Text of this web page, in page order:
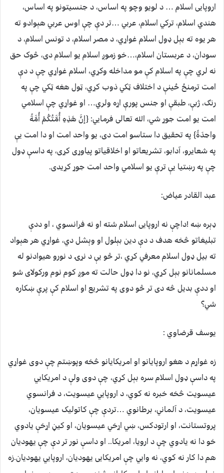
اروپایی اسلام … د لویو وچو په اساس، د جنسیتونو په اساس،
هندي اسلام، ترکي اسلام، عربي …تر دې چې اوس عربي هېوادو ته
هر یوه ته بېل ډول اسلام غواړي، د مصر اسلام، د تونس اسلام، د
سودان، د عربستان اسلام،…خو زموږ اسلام یو اسلام دی، څوک حق
نه لري چې په اسلام کې مو مداخله وکړي، اسلام غواړي چې د دې
امت ترمنځ ځینې د اختلاف ټکي ذوب کړي، ټول هغه ټکي چې په
رنګ، ژبې، طبقې او جنس پورې اړه ولري… او غواړي چې اسلامي
امت یو امت جوړ شي، الله تعالی فرمایي: {إنَّ هَذِهِ أُمَّتُكُمْ أُمَّةً
واحِدَةً} په تحقیق دا ستاسو امت دی، یو واحد امت او دا امت یې
په شعایرو، آدابو، تشریعاتو او اخلاقیاتو پیاوړی کړی، په داسې ډول
چې په رښتیا یې ترې یو اسلامي واحد امت جوړ کړیدی.
عبد القادر عياض:
ډېره ښه !داچې نه اروپايی اسلام شته او نه فرانسوي ، او ددې
تبلیغاتو څخه هدف د دې دین بېلول او وېشل دي، غواړي هر هېواد
ته بیل ډول اسلام معرفي کړي ،تر څو یې د نړۍ د نورو هیوادنو له
مسلمانانو بېل کړي، نو دا ډول حالت ته موږ کوم نوم ورکولای شو
او ددې بدیل څه دی تر څو دوی په تشریع او اسلام کې پرې ښکاره
شي؟
یوسف قرضاوي :
زه غواړم د هغو اروپایانو او امریکایانو څخه وپوښتم چې دوی غواړي
په داسې ډول اسلام سره بېل کړي، چې دوی ولې د امریکايي
عیسویت څخه خبره نه کوي، د اروپايي عیسویت، د فرانسوي
عیسویت، د آلماني، برطانوي …تردې چې کاتولیک عیسویان،
پروتستانت، او ارتودکس، ښي اړخي عیسویان، او کیڼ اړخې یادوي
خو دا نه یادوي چې د ارويا، امریکا.. او داسې نور تر دې چې یهودیان
هم دا کار نه کوي، نه وايي چې امریکایی یهودیان، اروپايي یهودیان.زه